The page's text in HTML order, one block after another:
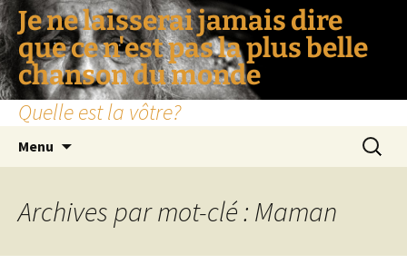
Je ne laisserai jamais dire
que ce n'est pas la plus belle
chanson du monde
Quelle est la vôtre?
Menu
Archives par mot-clé : Maman